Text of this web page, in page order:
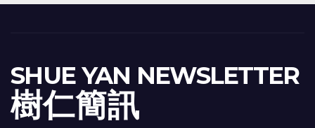
SHUE YAN NEWSLETTER
樹 仁 簡 訊